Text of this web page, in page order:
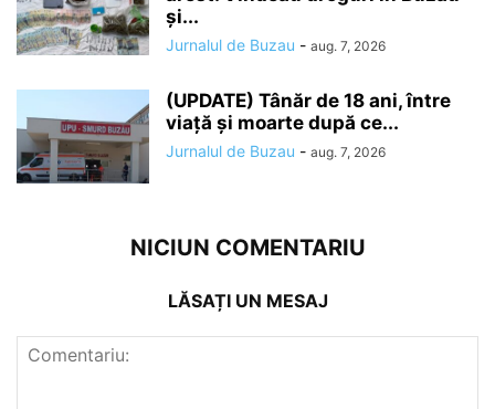
și...
Jurnalul de Buzau - aug. 7, 2026
(UPDATE) Tânăr de 18 ani, între
viață și moarte după ce...
Jurnalul de Buzau - aug. 7, 2026
NICIUN COMENTARIU
LĂSAȚI UN MESAJ